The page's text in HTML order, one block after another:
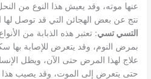
عنها موته، وقد يعيش هذا النوع من
نتج عن بعض الهجائن التي قد توصل لها
التسي تسي: تعتبر هذه الذبابة من
بمرض النوم، وقد يتعرض للإصابة بها
علاج لهذا المرض حتى الآن، ويظل
حتى يتعرض إلى الموت، وقد يصيب هذا